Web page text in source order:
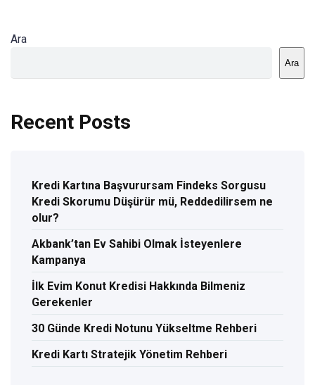
Ara
Ara
Recent Posts
Kredi Kartına Başvurursam Findeks Sorgusu
Kredi Skorumu Düşürür mü, Reddedilirsem ne
olur?
Akbank’tan Ev Sahibi Olmak İsteyenlere
Kampanya
İlk Evim Konut Kredisi Hakkında Bilmeniz
Gerekenler
30 Günde Kredi Notunu Yükseltme Rehberi
Kredi Kartı Stratejik Yönetim Rehberi